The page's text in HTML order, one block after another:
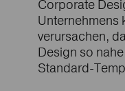
Corporate
Unternehmens
verursachen,
Design so
Standard-